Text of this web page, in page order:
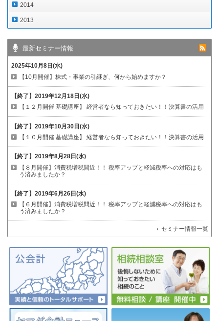
2014
2013
最新セミナー情報
2025年10月8日(水)
【10月開催】株式・事業の引継ぎ、何から始めますか？
【終了】 2019年12月18日(水)
【１２月開催 基礎講座】 経営者なら知っておきたい！！決算書の活用
【終了】 2019年10月30日(水)
【１０月開催 基礎講座】 経営者なら知っておきたい！！決算書の活用
【終了】 2019年8月28日(水)
【８月開催】消費税増税間近！！ 税率アップと軽減税率への対応はも
う済みましたか？
【終了】 2019年6月26日(水)
【６月開催】消費税増税間近！！ 税率アップと軽減税率への対応はも
う済みましたか？
セミナー情報一覧